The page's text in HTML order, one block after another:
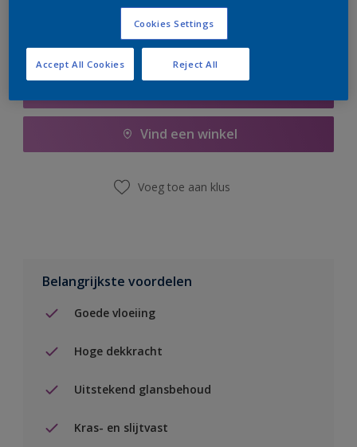
Vind een winkel
Voeg toe aan klus
Belangrijkste voordelen
Goede vloeiing
Hoge dekkracht
Uitstekend glansbehoud
Kras- en slijtvast
Cookies Settings
Reject All
Accept All Cookies